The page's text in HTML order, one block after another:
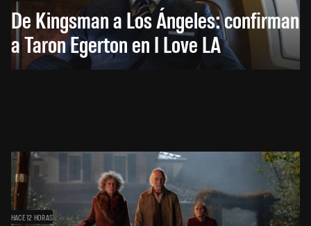
De Kingsman a Los Ángeles: confirman
a Taron Egerton en I Love LA
HACE 12 HORAS